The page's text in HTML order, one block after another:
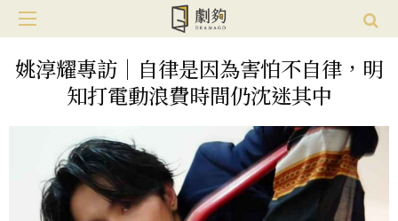
姚淳耀專訪｜自律是因為害怕不自律，明
知打電動浪費時間仍沈迷其中